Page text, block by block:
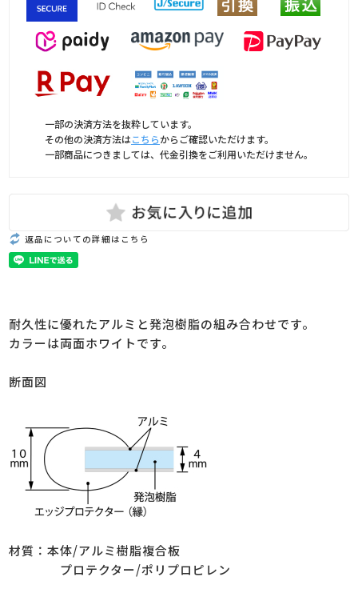
一部の決済方法を抜粋しています。
その他の決済方法はこちらからご確認いただけます。
一部商品につきましては、代金引換をご利用いただけません。
返品についての詳細はこちら
耐久性に優れたアルミと発泡樹脂の組み合わせです。
カラーは両面ホワイトです。
断面図
材質：本体/アルミ樹脂複合板
プロテクター/ポリプロピレン